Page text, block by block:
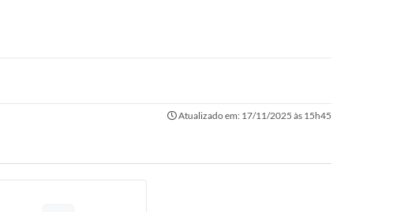
Atualizado em: 17/11/2025 às 15h45